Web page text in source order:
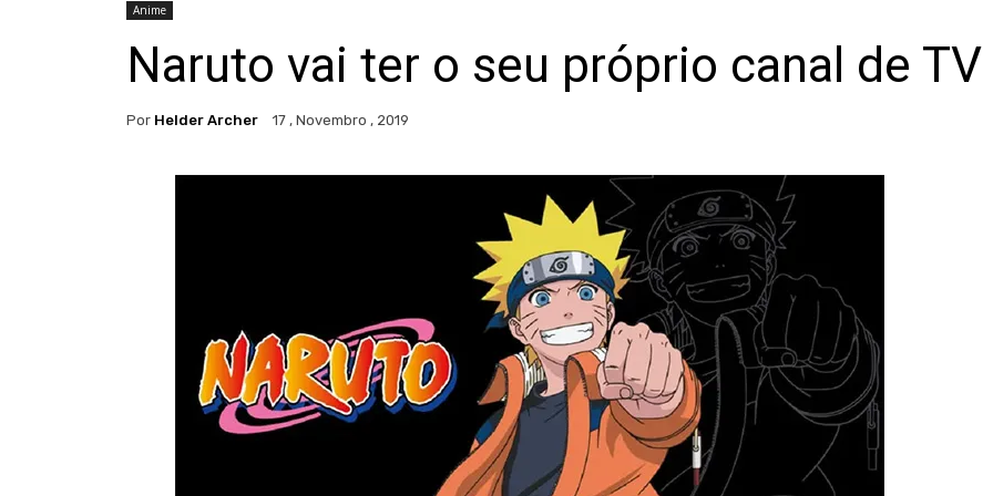
Anime
Naruto vai ter o seu próprio canal de TV
Por Helder Archer 17 , Novembro , 2019